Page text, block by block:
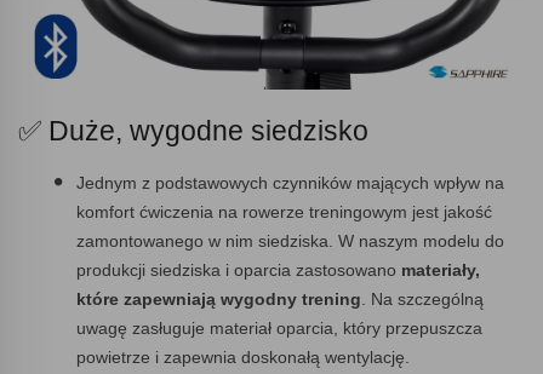
✅ Duże, wygodne siedzisko
Jednym z podstawowych czynników mających wpływ na
komfort ćwiczenia na rowerze treningowym jest jakość
zamontowanego w nim siedziska. W naszym modelu do
produkcji siedziska i oparcia zastosowano materiały,
które zapewniają wygodny trening. Na szczególną
uwagę zasługuje materiał oparcia, który przepuszcza
powietrze i zapewnia doskonałą wentylację.